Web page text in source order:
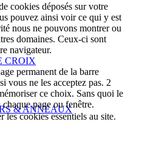
CROIX
& ANNEAUX
cookies déposés sur votre
pouvez ainsi voir ce qui y est
nous ne pouvons montrer ou
domaines. Ceux-ci sont
navigateur.
permanent de la barre
vous ne les acceptez pas. 2
ce choix. Sans quoi le
page ou fenêtre.
cookies essentiels au site.